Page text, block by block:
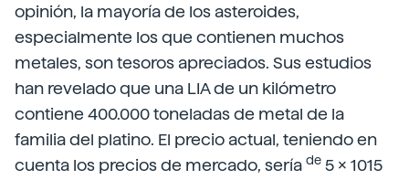
opinión, la mayoría de los asteroides,
especialmente los que contienen muchos
metales, son tesoros apreciados. Sus estudios
han revelado que una LIA de un kilómetro
contiene 400.000 toneladas de metal de la
familia del platino. El precio actual, teniendo en
cuenta los precios de mercado, sería de 5 x 1015